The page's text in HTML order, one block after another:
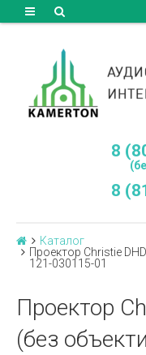
8
8
Каталог
Проектор Christie
121-030115-01
Проектор
(без